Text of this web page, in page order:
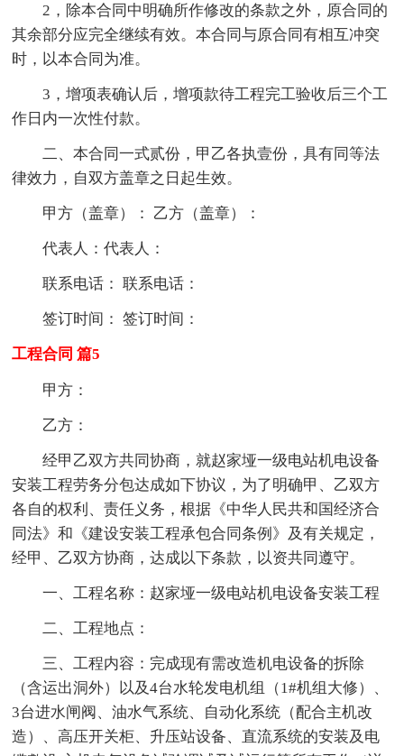
2，除本合同中明确所作修改的条款之外，原合同的
其余部分应完全继续有效。本合同与原合同有相互冲突
时，以本合同为准。
3，增项表确认后，增项款待工程完工验收后三个工
作日内一次性付款。
二、本合同一式贰份，甲乙各执壹份，具有同等法
律效力，自双方盖章之日起生效。
甲方（盖章）： 乙方（盖章）：
代表人：代表人：
联系电话： 联系电话：
签订时间： 签订时间：
工程合同 篇5
甲方：
乙方：
经甲乙双方共同协商，就赵家垭一级电站机电设备
安装工程劳务分包达成如下协议，为了明确甲、乙双方
各自的权利、责任义务，根据《中华人民共和国经济合
同法》和《建设安装工程承包合同条例》及有关规定，
经甲、乙双方协商，达成以下条款，以资共同遵守。
一、工程名称：赵家垭一级电站机电设备安装工程
二、工程地点：
三、工程内容：完成现有需改造机电设备的拆除
（含运出洞外）以及4台水轮发电机组（1#机组大修）、
3台进水闸阀、油水气系统、自动化系统（配合主机改
造）、高压开关柜、升压站设备、直流系统的安装及电